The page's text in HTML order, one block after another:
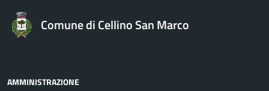
Comune di Cellino San Marco
AMMINISTRAZIONE